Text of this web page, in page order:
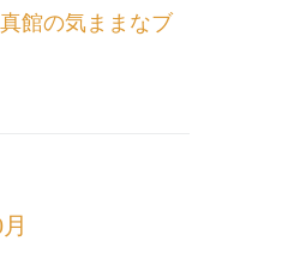
館の気ままなブ